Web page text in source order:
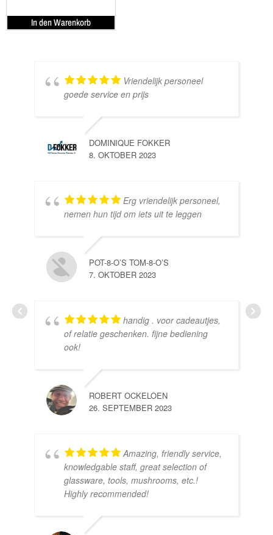
In den Warenkorb
Vriendelijk personeel
goede service en prijs
DOMINIQUE FOKKER
8. OKTOBER 2023
Erg vriendelijk personeel,
nemen hun tijd om iets uit te leggen
POT-8-O’S TOM-8-O’S
7. OKTOBER 2023
handig . voor cadeautjes,
of relatie geschenken. fijne bediening
ook!
ROBERT OCKELOEN
26. SEPTEMBER 2023
Amazing, friendly service,
knowledgable staff, great selection of
glassware, tools, mushrooms, etc.!
Highly recommended!